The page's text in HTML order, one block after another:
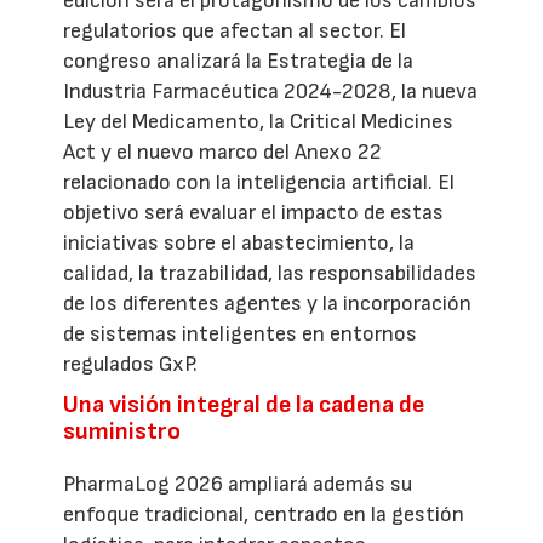
regulatorios que afectan al sector. El
congreso analizará la Estrategia de la
Industria Farmacéutica 2024-2028, la nueva
Ley del Medicamento, la Critical Medicines
Act y el nuevo marco del Anexo 22
relacionado con la inteligencia artificial. El
objetivo será evaluar el impacto de estas
iniciativas sobre el abastecimiento, la
calidad, la trazabilidad, las responsabilidades
de los diferentes agentes y la incorporación
de sistemas inteligentes en entornos
regulados GxP.
Una visión integral de la cadena de
suministro
PharmaLog 2026 ampliará además su
enfoque tradicional, centrado en la gestión